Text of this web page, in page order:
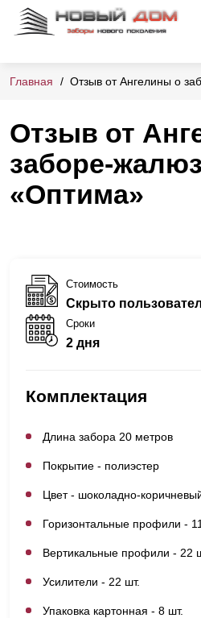
Главная Отзыв от Ангелины о
Отзыв от
заборе-
«Оптима»
Стоимость
Скрыто
Сроки
2 дня
Комплектация
Длина забора 20 метров
Покрытие - полиэстер
Цвет - шоколадно-
Горизонтальные профили -
Вертикальные профили - 22
Усилители - 22 шт.
Упаковка картонная - 8 шт.